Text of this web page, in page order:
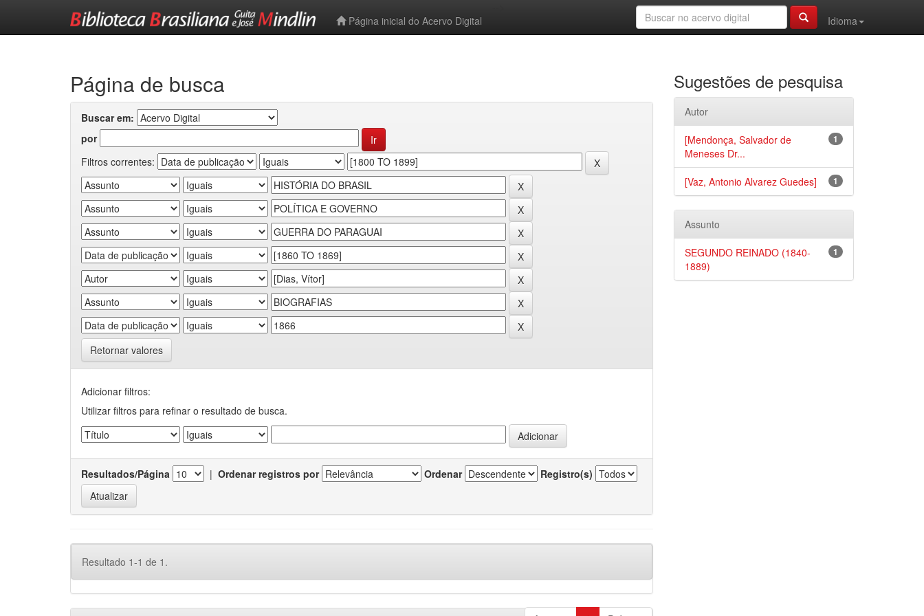
Página inicial do Acervo Digital
Idioma
Página de busca
Buscar em:
por
Filtros correntes:
Retornar valores
Adicionar filtros:
Utilizar filtros para refinar o resultado de busca.
Resultados/Página | Ordenar registros por Ordenar Registro(s)
Resultado 1-1 de 1.
Sugestões de pesquisa
Autor
1
[Mendonça, Salvador de
Meneses Dr...
1
[Vaz, Antonio Alvarez Guedes]
Assunto
1
SEGUNDO REINADO (1840-
1889)